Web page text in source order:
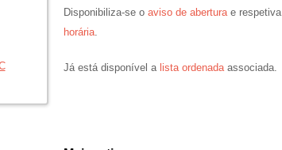
Disponibiliza-se o aviso de aberturae respetiva
horária.
Já está disponível a lista ordenadaassociada.